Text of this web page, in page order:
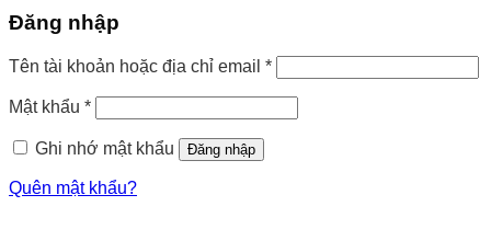
Đăng nhập
Tên tài khoản hoặc địa chỉ email *
Mật khẩu *
Ghi nhớ mật khẩu Đăng nhập
Quên mật khẩu?